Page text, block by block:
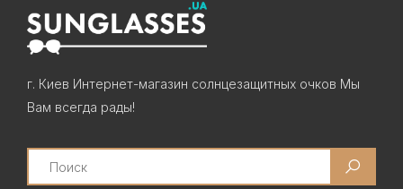
г. Киев Интернет-магазин солнцезащитных очков Мы
Вам всегда рады!
Search